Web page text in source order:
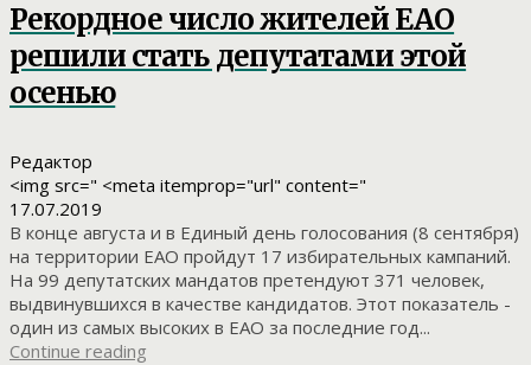
Рекордное число жителей ЕАО
решили стать депутатами этой
осенью
Редактор
<img src=" <meta itemprop="url" content="
17.07.2019
В конце августа и в Единый день голосования (8 сентября)
на территории ЕАО пройдут 17 избирательных кампаний.
На 99 депутатских мандатов претендуют 371 человек,
выдвинувшихся в качестве кандидатов. Этот показатель -
один из самых высоких в ЕАО за последние год...
Continue reading